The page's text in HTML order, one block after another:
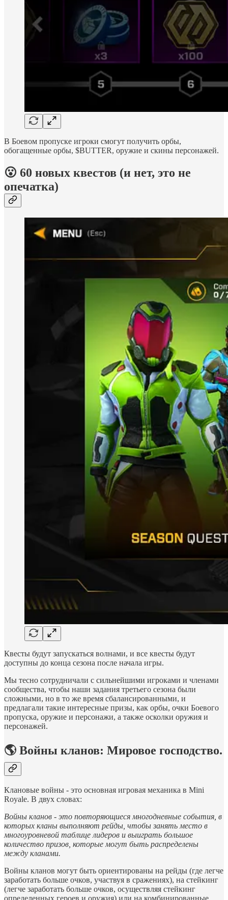
В Боевом пропуске игроки смогут получить орбы,
обогащенные орбы, $BUTTER, оружие и скины персонажей.
😮 60 новых квестов (и нет, это не
опечатка)
Квесты будут запускаться волнами, и все квесты будут
доступны до конца сезона после начала игры.
Мы тесно сотрудничали с сильнейшими игроками и членами
сообщества, чтобы наши задания третьего сезона были
сложными, но в то же время сбалансированными, и
предлагали такие интересные призы, как орбы, очки Боевого
пропуска, оружие и персонажи, а также осколки оружия и
персонажей.
🌎 Войны кланов: Мировое господство.
Клановые войны - это основная игровая механика в Mini
Royale. В двух словах:
Войны кланов - это повторяющиеся многодневные события, в
которых кланы выполняют рейды, чтобы занять место в
многоуровневой таблице лидеров и выиграть большое
количество призов, которые могут быть распределены
между кланами.
Войны кланов могут быть ориентированы на рейды (где легче
заработать больше очков, участвуя в сражениях), на стейкинг
(легче заработать больше очков, осуществляя стейкинг